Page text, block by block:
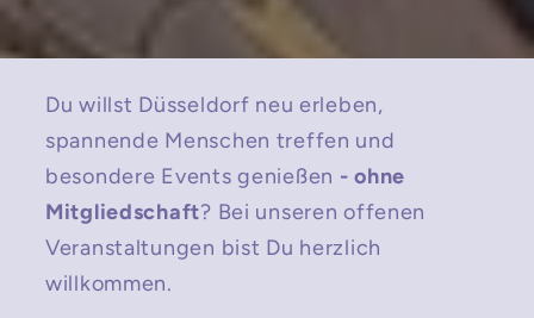
Du willst Düsseldorf neu erleben,
spannende Menschen treffen und
besondere Events genießen - ohne
Mitgliedschaft? Bei unseren offenen
Veranstaltungen bist Du herzlich
willkommen.